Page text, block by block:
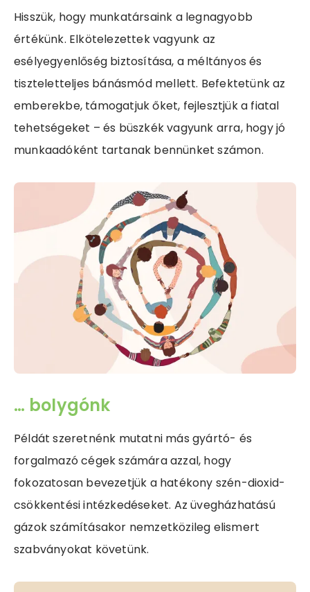
Hisszük, hogy munkatársaink a legnagyobb
értékünk. Elkötelezettek vagyunk az
esélyegyenlőség biztosítása, a méltányos és
tiszteletteljes bánásmód mellett. Befektetünk az
emberekbe, támogatjuk őket, fejlesztjük a fiatal
tehetségeket – és büszkék vagyunk arra, hogy jó
munkaadóként tartanak bennünket számon.
… bolygónk
Példát szeretnénk mutatni más gyártó- és
forgalmazó cégek számára azzal, hogy
fokozatosan bevezetjük a hatékony szén-dioxid-
csökkentési intézkedéseket. Az üvegházhatású
gázok számításakor nemzetközileg elismert
szabványokat követünk.